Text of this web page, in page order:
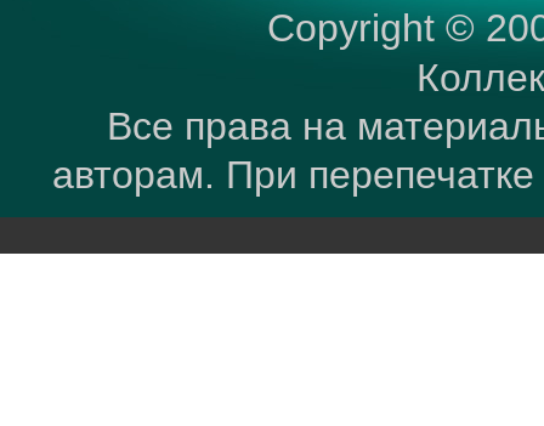
Copyright ©
Все права на
авторам. При